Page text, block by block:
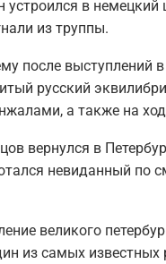
устроился в
из труппы.
после выступлений
русский
а также на
вернулся в
невиданный по
великого
из самых известных